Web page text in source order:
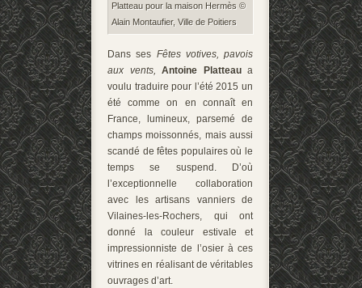
Platteau pour la maison Hermès ©
Alain Montaufier, Ville de Poitiers
Dans ses Fêtes votives, pavois
aux vents, Antoine Platteaua
voulu traduire pour l’été 2015 un
été comme on en connaît en
France, lumineux, parsemé de
champs moissonnés, mais aussi
scandé de fêtes populaires où le
temps se suspend. D’où
l’exceptionnelle collaboration
avec les artisans vanniers de
Vilaines-les-Rochers, qui ont
donné la couleur estivale et
impressionniste de l’osier à ces
vitrines en réalisant de véritables
ouvrages d’art.